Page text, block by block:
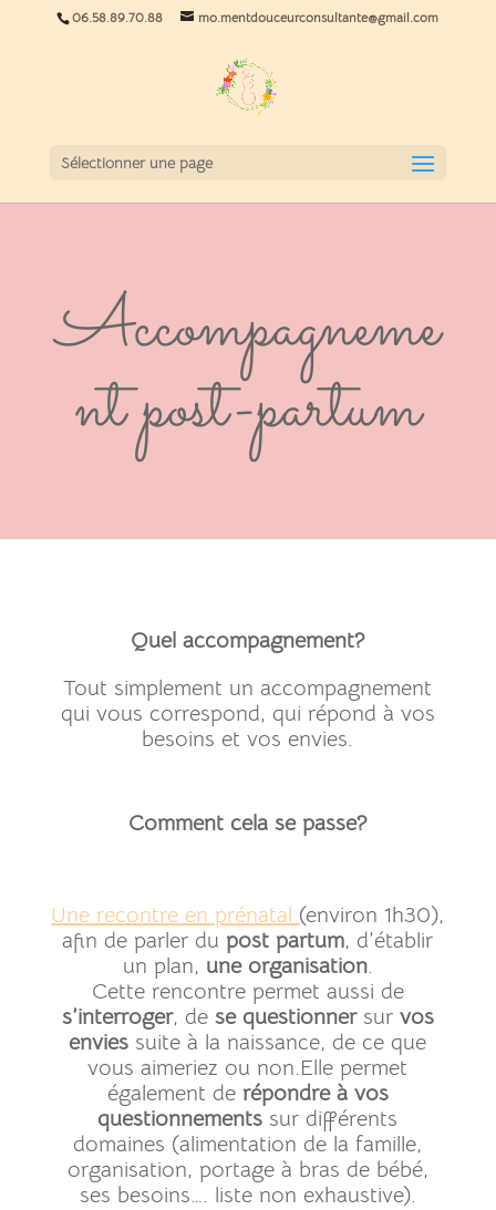
06.58.89.70.88 mo.mentdouceurconsultante@gmail.com
Sélectionner une page
Accompagneme
nt post-partum
Quel accompagnement?
Tout simplement un accompagnement
qui vous correspond, qui répond à vos
besoins et vos envies.
Comment cela se passe?
Une recontre en prénatal (environ 1h30),
afin de parler du post partum, d’établir
un plan, une organisation.
Cette rencontre permet aussi de
s’interroger, de se questionnersur vos
envies suite à la naissance, de ce que
vous aimeriez ou non.Elle permet
également de répondre à vos
questionnements sur différents
domaines (alimentation de la famille,
organisation, portage à bras de bébé,
ses besoins…. liste non exhaustive).